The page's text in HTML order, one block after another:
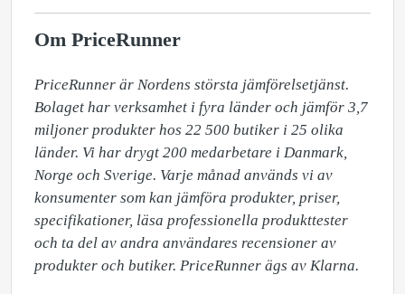
Om PriceRunner
PriceRunner är Nordens största jämförelsetjänst.
Bolaget har verksamhet i fyra länder och jämför 3,7
miljoner produkter hos 22 500 butiker i 25 olika
länder. Vi har drygt 200 medarbetare i Danmark,
Norge och Sverige. Varje månad används vi av
konsumenter som kan jämföra produkter, priser,
specifikationer, läsa professionella produkttester
och ta del av andra användares recensioner av
produkter och butiker. PriceRunner ägs av Klarna.